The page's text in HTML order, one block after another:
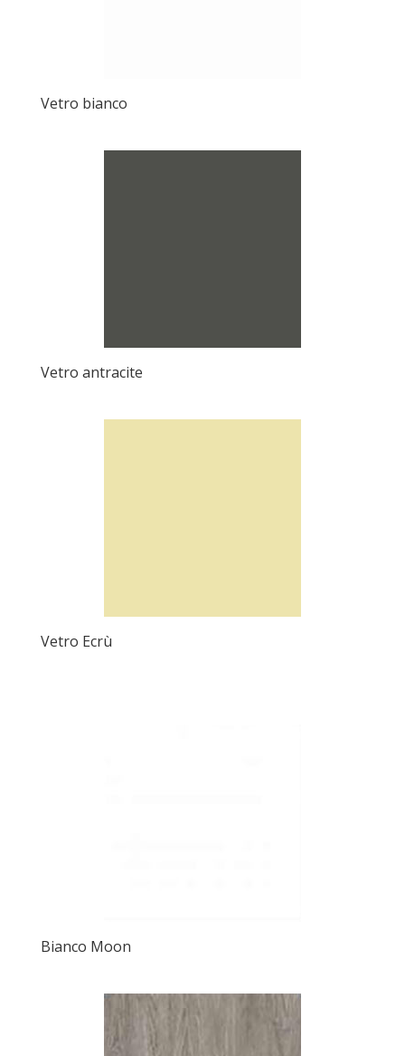
Vetro bianco
Vetro antracite
Vetro Ecrù
Bianco Moon